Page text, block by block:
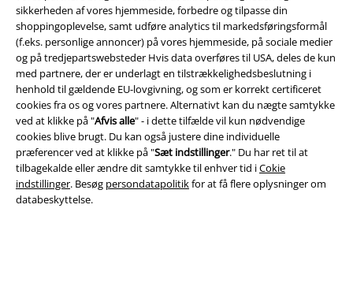
sikkerheden af ​​vores hjemmeside, forbedre og tilpasse din
shoppingoplevelse, samt udføre analytics til markedsføringsformål
(f.eks. personlige annoncer) på vores hjemmeside, på sociale medier
og på tredjepartswebsteder Hvis data overføres til USA, deles de kun
med partnere, der er underlagt en tilstrækkelighedsbeslutning i
henhold til gældende EU-lovgivning, og som er korrekt certificeret
cookies fra os og vores partnere. Alternativt kan du nægte samtykke
ved at klikke på "Afvis alle" - i dette tilfælde vil kun nødvendige
cookies blive brugt. Du kan også justere dine individuelle
præferencer ved at klikke på "Sæt indstillinger." Du har ret til at
tilbagekalde eller ændre dit samtykke til enhver tid iCokie
indstillinger. Besøg persondatapolitikfor at få flere oplysninger om
databeskyttelse.
Community
Betalingsmuligheder